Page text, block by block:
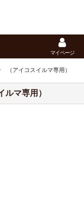
マイページ
（アイコスイルマ専用）
マ専用）